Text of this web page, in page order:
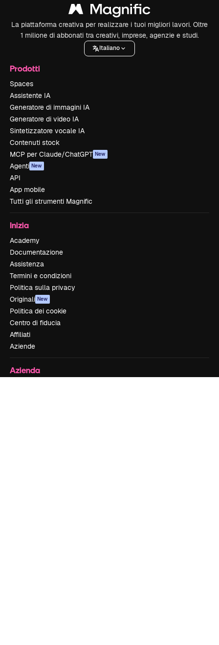
La piattaforma creativa per realizzare i tuoi migliori lavori. Oltre
1 milione di abbonati tra creativi, imprese, agenzie e studi.
Italiano
Prodotti
Spaces
Assistente IA
Generatore di immagini IA
Generatore di video IA
Sintetizzatore vocale IA
Contenuti stock
MCP per Claude/ChatGPT New
Agenti New
API
App mobile
Tutti gli strumenti Magnific
Inizia
Academy
Documentazione
Assistenza
Termini e condizioni
Politica sulla privacy
Originali New
Politica dei cookie
Centro di fiducia
Affiliati
Aziende
Azienda